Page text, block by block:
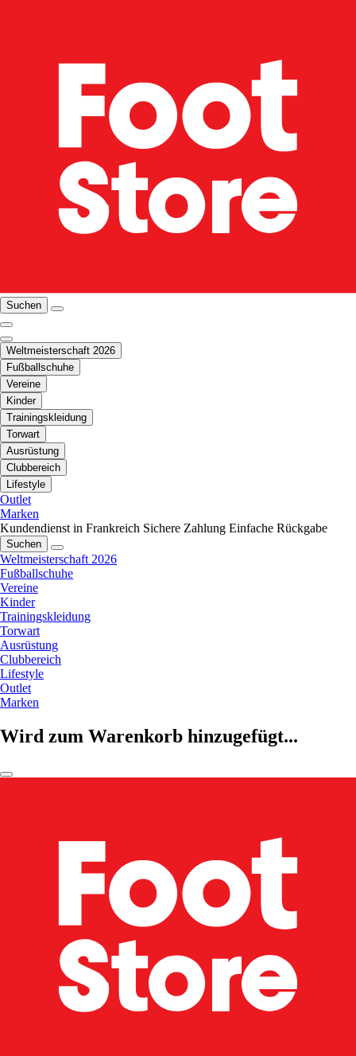
Suchen
Weltmeisterschaft 2026
Fußballschuhe
Vereine
Kinder
Trainingskleidung
Torwart
Ausrüstung
Clubbereich
Lifestyle
Outlet
Marken
Kundendienst in Frankreich Sichere Zahlung Einfache Rückgabe
Suchen
Weltmeisterschaft 2026
Fußballschuhe
Vereine
Kinder
Trainingskleidung
Torwart
Ausrüstung
Clubbereich
Lifestyle
Outlet
Marken
Wird zum Warenkorb hinzugefügt...